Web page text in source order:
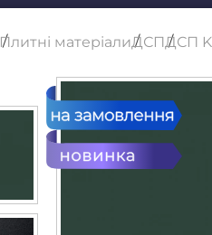
Плитні матеріалиДСПДСП